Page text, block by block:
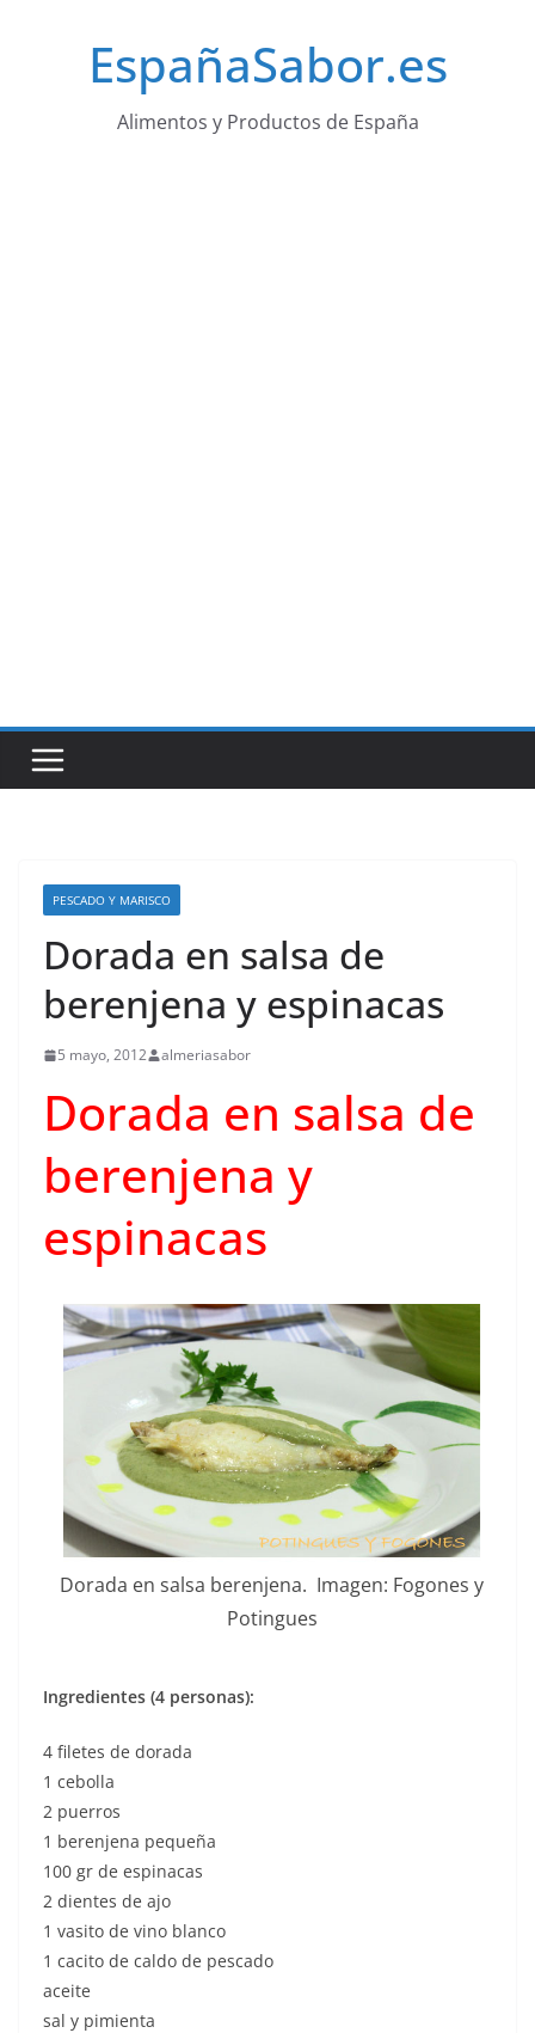
EspañaSabor.es
Alimentos y Productos de España
PESCADO Y MARISCO
Dorada en salsa de
berenjena y espinacas
5 mayo, 2012 almeriasabor
Dorada en salsa de
berenjena y
espinacas
Dorada en salsa berenjena. Imagen: Fogones y
Potingues
Ingredientes (4 personas):
4 filetes de dorada
1 cebolla
2 puerros
1 berenjena pequeña
100 gr de espinacas
2 dientes de ajo
1 vasito de vino blanco
1 cacito de caldo de pescado
aceite
sal y pimienta